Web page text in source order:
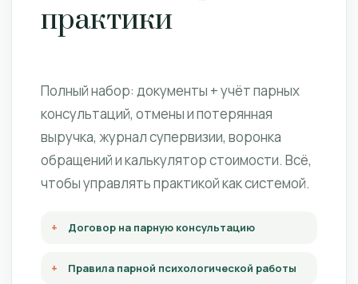
практики
Полный набор: документы + учёт парных
консультаций, отмены и потерянная
выручка, журнал супервизии, воронка
обращений и калькулятор стоимости. Всё,
чтобы управлять практикой как системой.
Договор на парную консультацию
Правила парной психологической работы